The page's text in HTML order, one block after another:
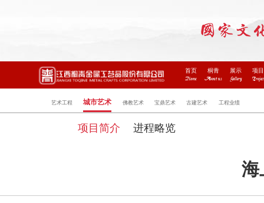
首页
Home
桐青
About us
展示
Gallery
项目
Project
艺术工程 城市艺术 佛教艺术 宝鼎艺术 古建艺术 工程业绩
项目简介 进程略览
海